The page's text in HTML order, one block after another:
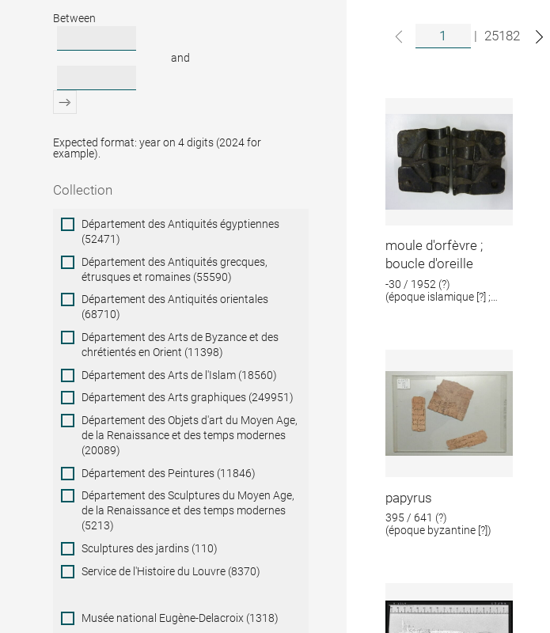
Period
Between
and
Expected format: year on 4 digits (2024 for
example).
Collection
Collection
Département des Antiquités égyptiennes
(52471)
Département des Antiquités grecques,
étrusques et romaines (55590)
Département des Antiquités orientales
(68710)
Département des Arts de Byzance et des
chrétientés en Orient (11398)
Département des Arts de l'Islam (18560)
Département des Arts graphiques (249951)
Département des Objets d'art du Moyen Age,
de la Renaissance et des temps modernes
(20089)
Département des Peintures (11846)
Département des Sculptures du Moyen Age,
de la Renaissance et des temps modernes
(5213)
Sculptures des jardins (110)
Service de l'Histoire du Louvre (8370)
Musée national Eugène-Delacroix (1318)
| 25182
moule d'orfèvre ;
boucle d'oreille
-30 / 1952 (?)
(époque islamique [?] ;
papyrus
395 / 641 (?)
(époque byzantine [?])